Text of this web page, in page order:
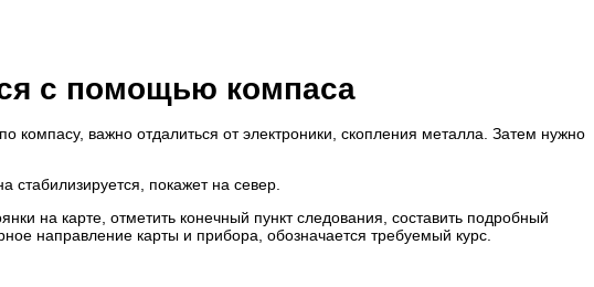
с помощью компаса
компасу, важно отдалиться от электроники, скопления металла. Затем нужно
стабилизируется, покажет на север.
на карте, отметить конечный пункт следования, составить подробный
направление карты и прибора, обозначается требуемый курс.